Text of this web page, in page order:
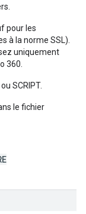
pour les
à la norme SSL).
uniquement
360.
SCRIPT.
le fichier